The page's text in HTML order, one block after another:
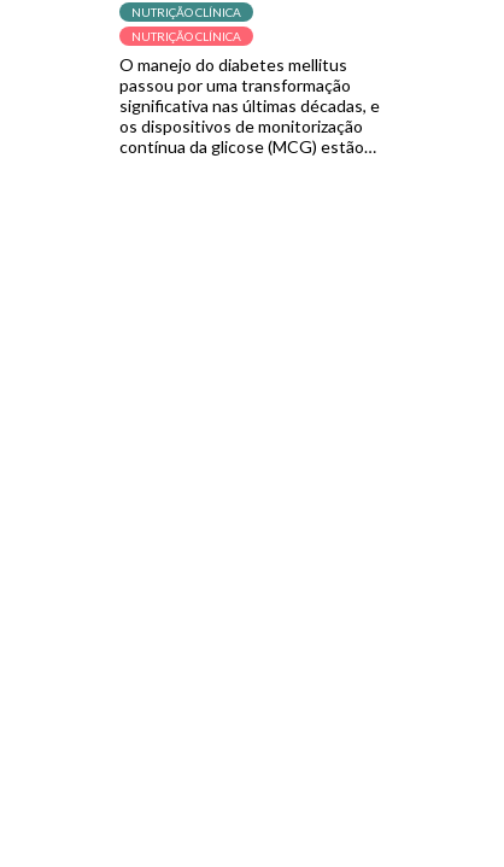
NUTRIÇÃO CLÍNICA
NUTRIÇÃO CLÍNICA
O manejo do diabetes mellitus
passou por uma transformação
significativa nas últimas décadas, e
os dispositivos de monitorização
contínua da glicose (MCG) estão